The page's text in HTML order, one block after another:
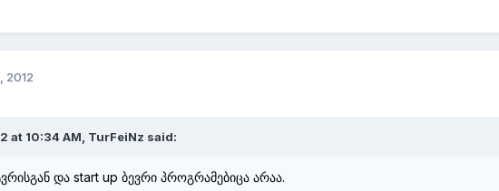
2012
at 10:34 AM, TurFeiNz said:
და start up ბევრი პროგრამებიცა არაა.